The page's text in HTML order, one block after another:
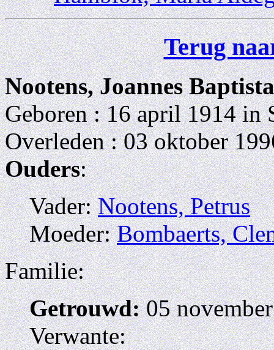
Terug
Nootens, Joannes Baptista
Geboren : 16 april 1914 in
Overleden : 03 oktober
Ouders:
Vader:Nootens, Petrus
Moeder:Bombaerts,
Familie:
Getrouwd:05
Verwante: